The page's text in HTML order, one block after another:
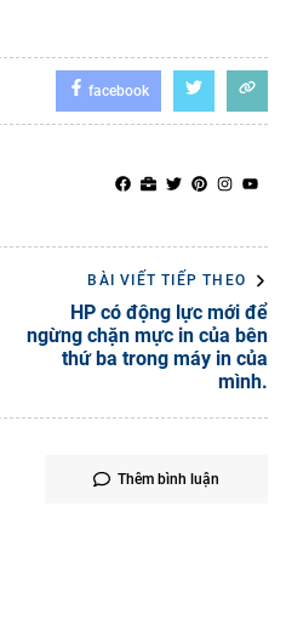
facebook
BÀI VIẾT TIẾP THEO
HP có động lực mới để
ngừng chặn mực in của bên
thứ ba trong máy in của
mình.
Thêm bình luận